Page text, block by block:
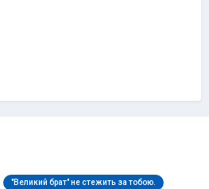
"Великий брат" не стежить за тобою.